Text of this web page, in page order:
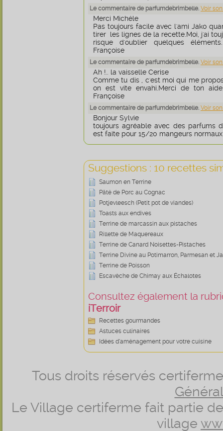
Le commentaire de parfumdebrimbelle. Voir
Merci Michéle
Pas toujours facile avec l'ami Jako
tirer les lignes de la recette.Moi, j'ai
risque d'oublier quelques
Françoise
Le commentaire de parfumdebrimbelle. Voir
Ah !.. la vaisselle Cerise
Comme tu dis , c'est moi qui me
on est vite envahi.Merci de ton
Françoise
Le commentaire de parfumdebrimbelle. Voir
Bonjour Sylvie
toujours agréable avec des parfums
est faite pour 15/20 mangeurs
Suggestions : 10 recettes
Saumon en Terrine
Pâté de Porc au Cognac
Potjevleesch (Petit pot de viandes)
Toasts aux endives
Terrine de marcassin aux pistaches
Rillette de Maquereaux
Terrine de Canard Noisettes-Pistaches
Terrine Divine au Potimarron, Parmesan et
Terrine de Poisson
Escavèche de Chimay aux Échalotes
Consultez également la
iTerroir
Recettes gourmandes
Astuces culinaires
Idées d’aménagement pour votre cuisine
Tous droits réservés
Le Village certiferme fait partie
village